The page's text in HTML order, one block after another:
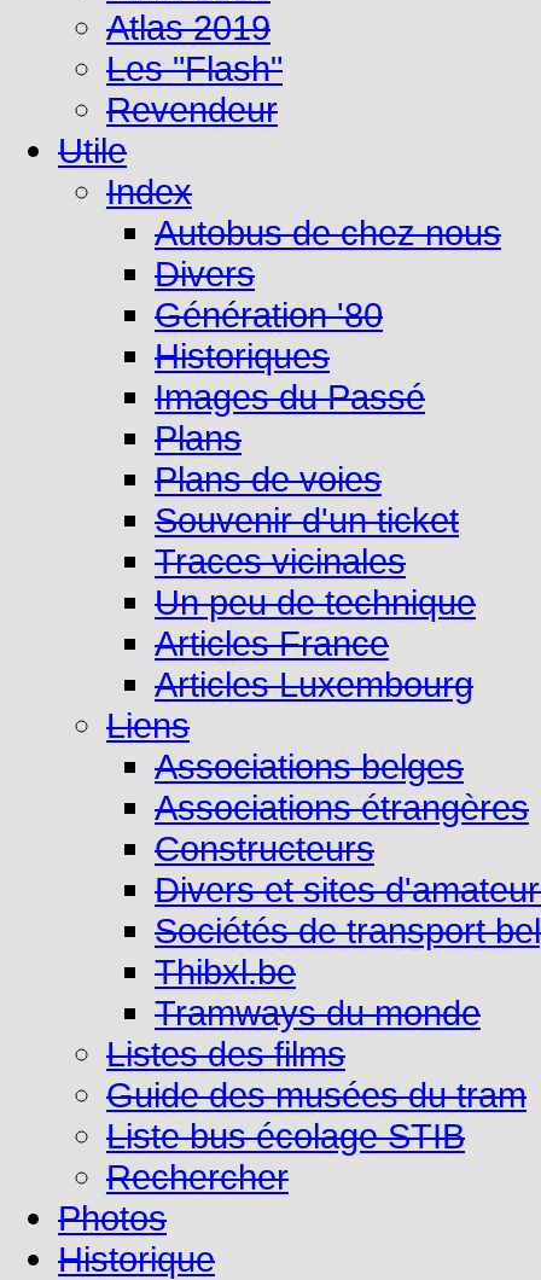
Atlas 2019
Les "Flash"
Revendeur
Utile
Index
Autobus de chez nous
Divers
Génération '80
Historiques
Images du Passé
Plans
Plans de voies
Souvenir d'un ticket
Traces vicinales
Un peu de technique
Articles France
Articles Luxembourg
Liens
Associations belges
Associations étrangères
Constructeurs
Divers et sites
Sociétés de transport
Thibxl.be
Tramways du monde
Listes des films
Guide des musées du tram
Liste bus écolage STIB
Rechercher
Photos
Historique